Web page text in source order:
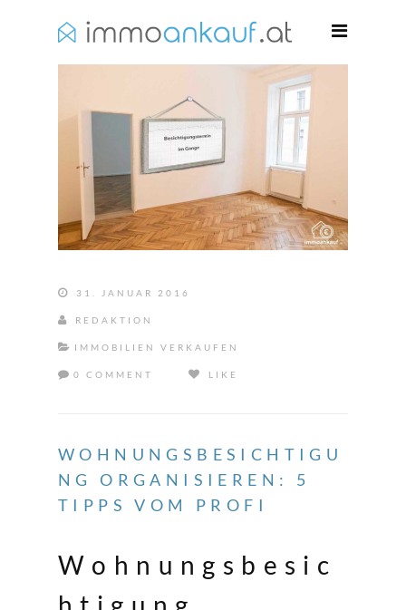
31. JANUAR 2016
REDAKTION
IMMOBILIEN VERKAUFEN
0 COMMENT LIKE
WOHNUNGSBESICHTIGU
NG ORGANISIEREN: 5
TIPPS VOM PROFI
Wohnungsbesic